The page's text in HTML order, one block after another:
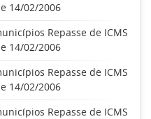
14/02/2006
Repasse de ICMS
14/02/2006
Repasse de ICMS
14/02/2006
Repasse de ICMS